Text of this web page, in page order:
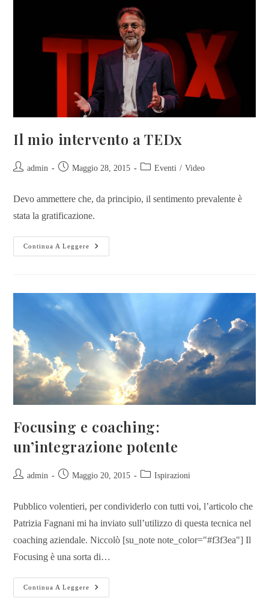
Il mio intervento a TEDx
admin Maggio 28, 2015 Eventi / Video
Devo ammettere che, da principio, il sentimento prevalente è
stata la gratificazione.
Continua A Leggere
Focusing e coaching:
un’integrazione potente
admin Maggio 20, 2015 Ispirazioni
Pubblico volentieri, per condividerlo con tutti voi, l’articolo che
Patrizia Fagnani mi ha inviato sull’utilizzo di questa tecnica nel
coaching aziendale. Niccolò [su_note note_color="#f3f3ea"] Il
Focusing è una sorta di…
Continua A Leggere